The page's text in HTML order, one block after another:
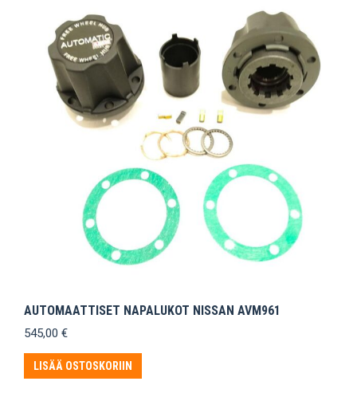
AUTOMAATTISET NAPALUKOT NISSAN AVM961
545,00 €
LISÄÄ OSTOSKORIIN